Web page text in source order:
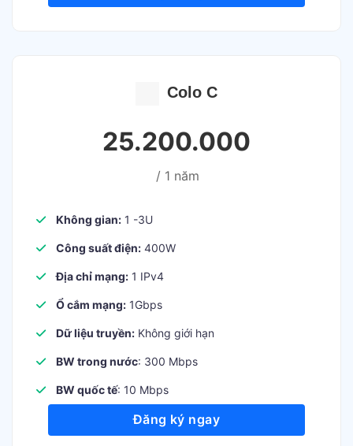
Colo C
25.200.000
/ 1 năm
Không gian: 1 -3U
Công suất điện: 400W
Địa chỉ mạng: 1 IPv4
Ổ cắm mạng: 1Gbps
Dữ liệu truyền: Không giới hạn
BW trong nước: 300 Mbps
BW quốc tế: 10 Mbps
Đăng ký ngay